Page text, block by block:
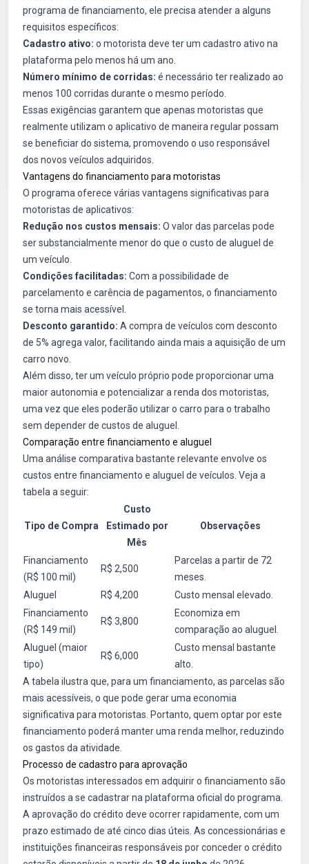
programa de financiamento, ele precisa atender a alguns
requisitos específicos:
Cadastro ativo: o motorista deve ter um cadastro ativo na
plataforma pelo menos há um ano.
Número mínimo de corridas: é necessário ter realizado ao
menos 100 corridas durante o mesmo período.
Essas exigências garantem que apenas motoristas que
realmente utilizam o aplicativo de maneira regular possam
se beneficiar do sistema, promovendo o uso responsável
dos novos veículos adquiridos.
Vantagens do financiamento para motoristas
O programa oferece várias vantagens significativas para
motoristas de aplicativos:
Redução nos custos mensais: O valor das parcelas pode
ser substancialmente menor do que o custo de aluguel de
um veículo.
Condições facilitadas: Com a possibilidade de
parcelamento e carência de pagamentos, o financiamento
se torna mais acessível.
Desconto garantido: A compra de veículos com desconto
de 5% agrega valor, facilitando ainda mais a aquisição de um
carro novo.
Além disso, ter um veículo próprio pode proporcionar uma
maior autonomia e potencializar a renda dos motoristas,
uma vez que eles poderão utilizar o carro para o trabalho
sem depender de custos de aluguel.
Comparação entre financiamento e aluguel
Uma análise comparativa bastante relevante envolve os
custos entre financiamento e aluguel de veículos. Veja a
tabela a seguir:
Tipo de Compra
Custo
Estimado por
Mês
Observações
Financiamento
(R$ 100 mil)
R$ 2,500
Parcelas a partir de 72
meses.
Aluguel
R$ 4,200
Custo mensal elevado.
Financiamento
(R$ 149 mil)
R$ 3,800
Economiza em
comparação ao aluguel.
Aluguel (maior
tipo)
R$ 6,000
Custo mensal bastante
alto.
A tabela ilustra que, para um financiamento, as parcelas são
mais acessíveis, o que pode gerar uma economia
significativa para motoristas. Portanto, quem optar por este
financiamento poderá manter uma renda melhor, reduzindo
os gastos da atividade.
Processo de cadastro para aprovação
Os motoristas interessados em adquirir o financiamento são
instruídos a se cadastrar na plataforma oficial do programa.
A aprovação do crédito deve ocorrer rapidamente, com um
prazo estimado de até cinco dias úteis. As concessionárias e
instituições financeiras responsáveis por conceder o crédito